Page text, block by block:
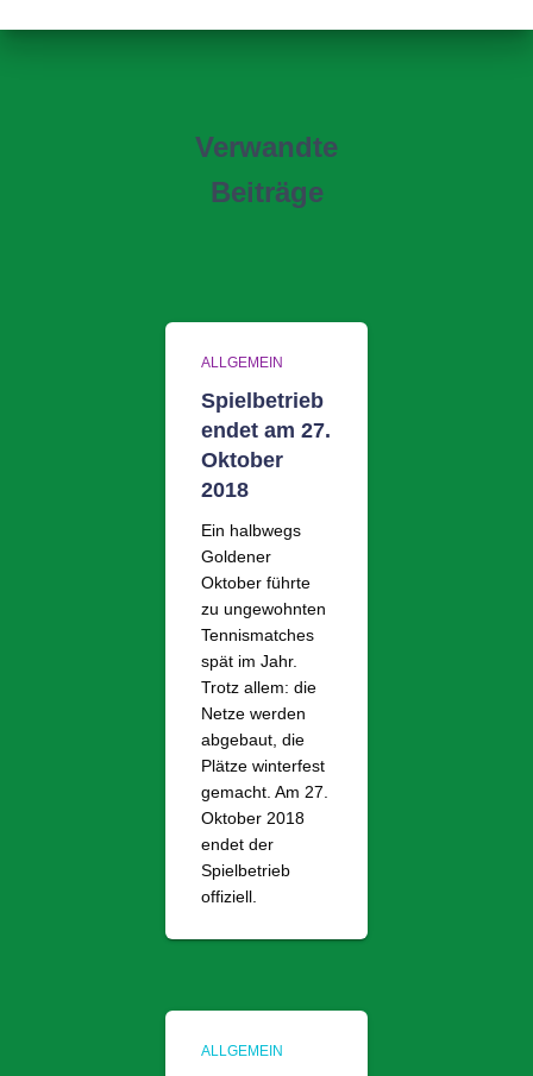
Verwandte
Beiträge
ALLGEMEIN
Spielbetrieb
endet am 27.
Oktober
2018
Ein halbwegs
Goldener
Oktober führte
zu ungewohnten
Tennismatches
spät im Jahr.
Trotz allem: die
Netze werden
abgebaut, die
Plätze winterfest
gemacht. Am 27.
Oktober 2018
endet der
Spielbetrieb
offiziell.
ALLGEMEIN